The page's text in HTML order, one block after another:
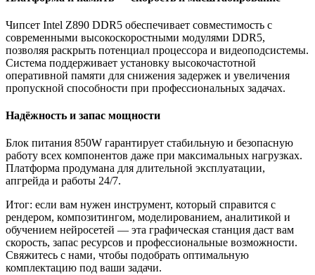
Чипсет Intel Z890 DDR5 обеспечивает совместимость с
современными высокоскоростными модулями DDR5,
позволяя раскрыть потенциал процессора и видеоподсистемы.
Система поддерживает установку высокочастотной
оперативной памяти для снижения задержек и увеличения
пропускной способности при профессиональных задачах.
Надёжность и запас мощности
Блок питания 850W гарантирует стабильную и безопасную
работу всех компонентов даже при максимальных нагрузках.
Платформа продумана для длительной эксплуатации,
апгрейда и работы 24/7.
Итог: если вам нужен инструмент, который справится с
рендером, композитингом, моделированием, аналитикой и
обучением нейросетей — эта графическая станция даст вам
скорость, запас ресурсов и профессиональные возможности.
Свяжитесь с нами, чтобы подобрать оптимальную
комплектацию под ваши задачи.